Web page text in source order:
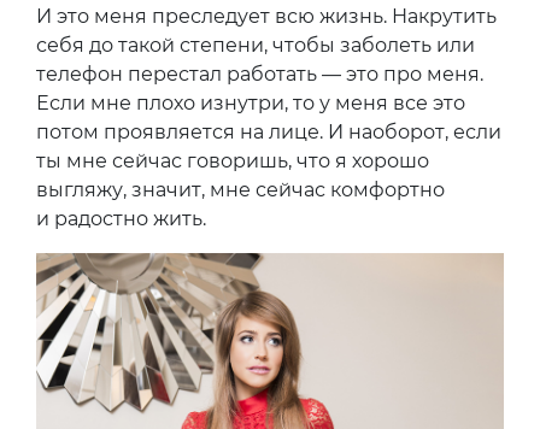
И это меня преследует всю жизнь. Накрутить
себя до такой степени, чтобы заболеть или
телефон перестал работать — это про меня.
Если мне плохо изнутри, то у меня все это
потом проявляется на лице. И наоборот, если
ты мне сейчас говоришь, что я хорошо
выгляжу, значит, мне сейчас комфортно
и радостно жить.